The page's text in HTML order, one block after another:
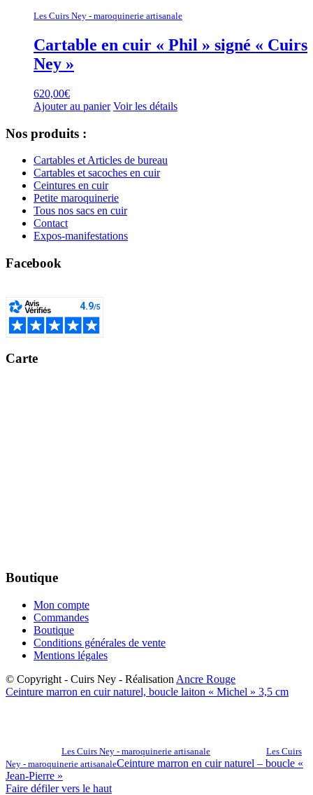
Les Cuirs Ney - maroquinerie artisanale
Cartable en cuir « Phil » signé « Cuirs
Ney »
620,00€
Ajouter au panier Voir les détails
Nos produits :
Cartables et Articles de bureau
Cartables et sacoches en cuir
Ceintures en cuir
Petite maroquinerie
Tous nos sacs en cuir
Contact
Expos-manifestations
Facebook
Carte
Boutique
Mon compte
Commandes
Boutique
Conditions générales de vente
Mentions légales
© Copyright - Cuirs Ney - Réalisation Ancre Rouge
Ceinture marron en cuir naturel, boucle laiton « Michel » 3,5 cm
Les Cuirs Ney - maroquinerie artisanale
Les Cuirs
Ney - maroquinerie artisanaleCeinture marron en cuir naturel – boucle «
Jean-Pierre »
Faire défiler vers le haut